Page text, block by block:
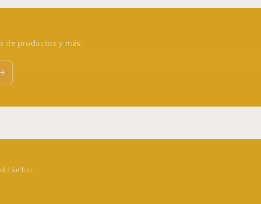
de productos y más.
ámbar